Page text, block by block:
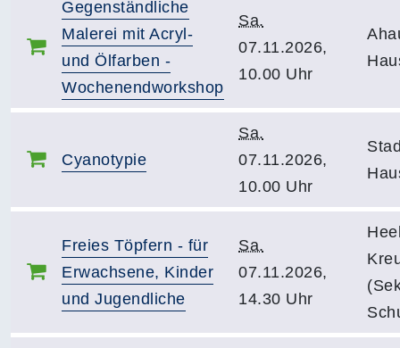
Gegenständliche
Malerei mit Acryl-
und Ölfarben -
Wochenendworkshop
Sa.
07.11.2026,
10.00 Uhr
Cyanotypie
Sa.
07.11.2026,
10.00 Uhr
Freies Töpfern - für
Erwachsene, Kinder
und Jugendliche
Sa.
07.11.2026,
14.30 Uhr